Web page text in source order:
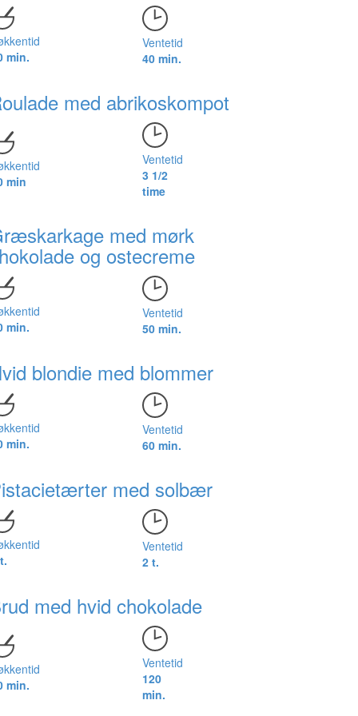
min.
Ventetid
40 min.
med abrikoskompot
min
Ventetid
3 1/2
time
med mørk
og ostecreme
min.
Ventetid
50 min.
blondie med blommer
min.
Ventetid
60 min.
med solbær
Ventetid
2 t.
med hvid chokolade
min.
Ventetid
120
min.